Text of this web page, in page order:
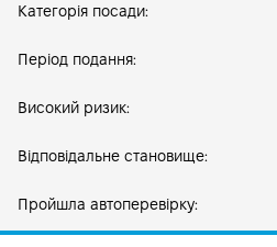
Категорія посади:
Період подання:
Високий ризик:
Відповідальне становище:
Пройшла автоперевірку: